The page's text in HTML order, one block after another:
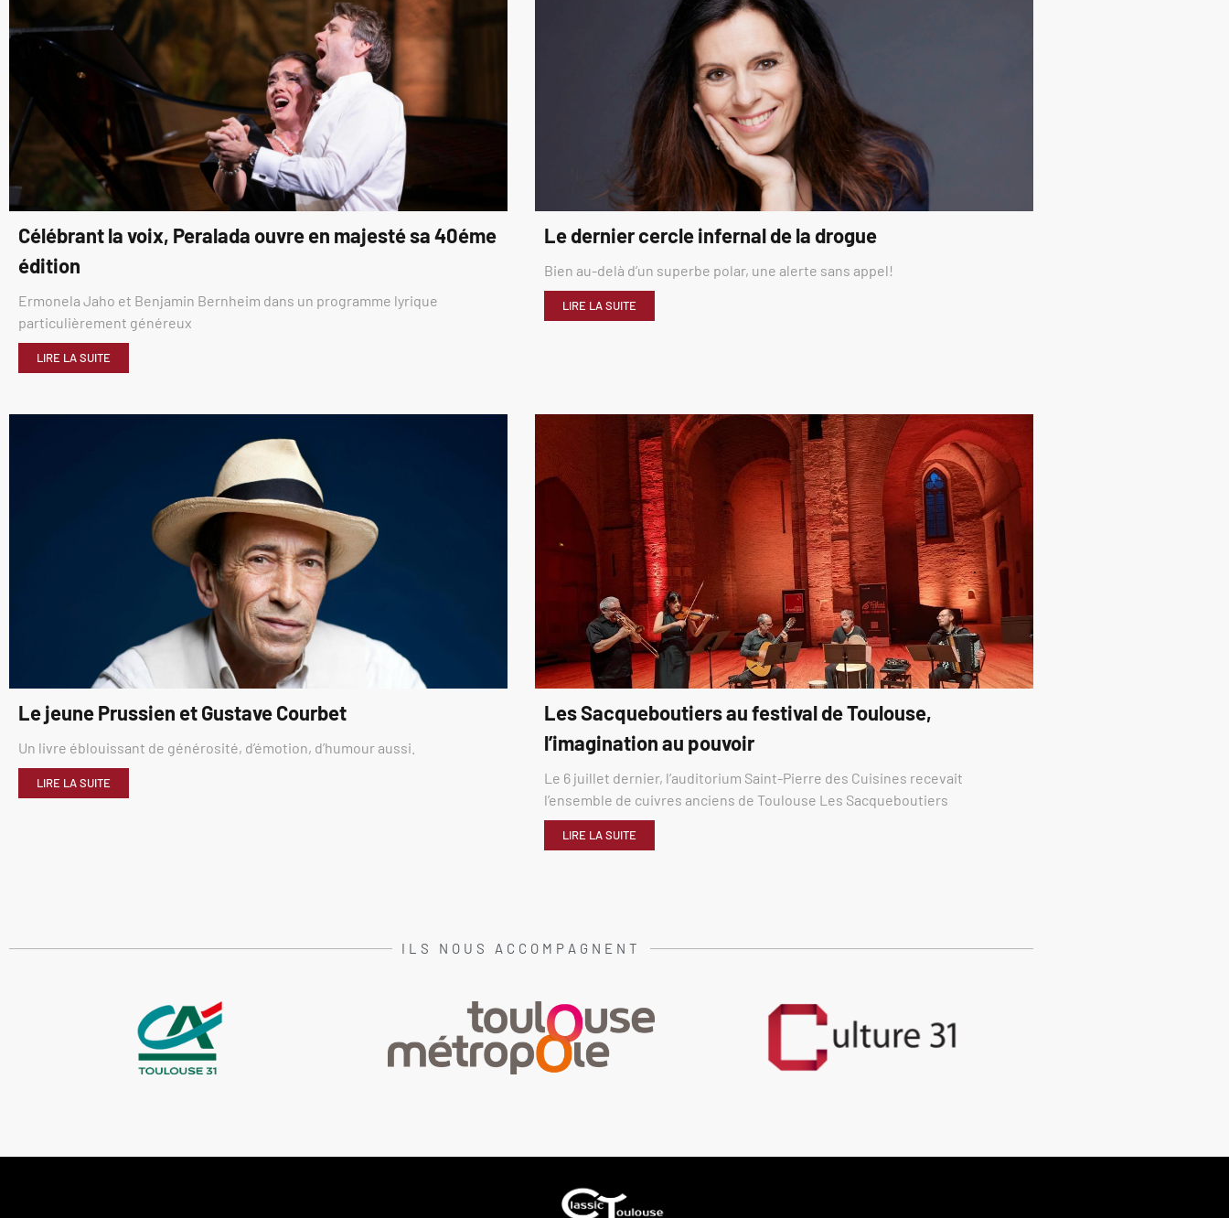
Célébrant la voix, Peralada ouvre en majesté sa 40éme
édition
Ermonela Jaho et Benjamin Bernheim dans un programme lyrique
particulièrement généreux
LIRE LA SUITE
Le dernier cercle infernal de la drogue
Bien au-delà d’un superbe polar, une alerte sans appel!
LIRE LA SUITE
Le jeune Prussien et Gustave Courbet
Un livre éblouissant de générosité, d’émotion, d’humour aussi.
LIRE LA SUITE
Les Sacqueboutiers au festival de Toulouse,
l’imagination au pouvoir
Le 6 juillet dernier, l’auditorium Saint-Pierre des Cuisines recevait
l’ensemble de cuivres anciens de Toulouse Les Sacqueboutiers
LIRE LA SUITE
ILS NOUS ACCOMPAGNENT